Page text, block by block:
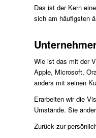
Das ist der Kern
sich am häufigsten
Wie ist das mit der
Apple, Microsoft,
anders mit seinen
Erarbeiten wir die
Umstände. Sie
Zurück zur